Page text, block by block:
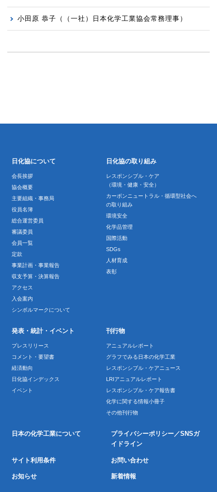
小田原 恭子（（一社）日本化学工業協会常務理事）
日化協について
会長挨拶
協会概要
主要組織・事務局
役員名簿
総合運営委員
審議委員
会員一覧
定款
事業計画・事業報告
収支予算・決算報告
アクセス
入会案内
シンボルマークについて
日化協の取り組み
レスポンシブル・ケア
（環境・健康・安全）
カーボンニュートラル・循環型社会へ
の取り組み
環境安全
化学品管理
国際活動
SDGs
人材育成
表彰
発表・統計・イベント
プレスリリース
コメント・要望書
経済動向
日化協インデックス
イベント
刊行物
アニュアルレポート
グラフでみる日本の化学工業
レスポンシブル・ケアニュース
LRIアニュアルレポート
レスポンシブル・ケア報告書
化学に関する情報小冊子
その他刊行物
日本の化学工業について
プライバシーポリシー／SNSガ
イドライン
サイト利用条件 お問い合わせ
お知らせ 新着情報